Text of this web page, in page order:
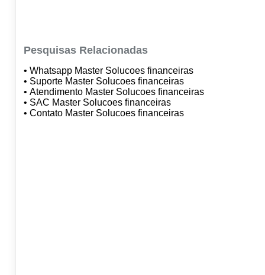
Pesquisas Relacionadas
• Whatsapp Master Solucoes financeiras
• Suporte Master Solucoes financeiras
• Atendimento Master Solucoes financeiras
• SAC Master Solucoes financeiras
• Contato Master Solucoes financeiras